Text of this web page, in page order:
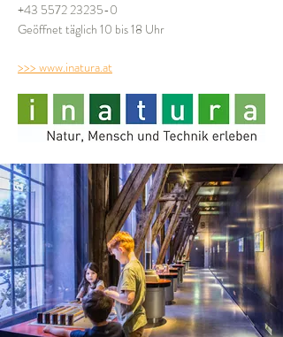
+43 5572 23235-0
Geöffnet täglich 10 bis 18 Uhr
>>> www.inatura.at